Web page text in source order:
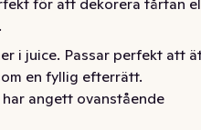
i juice. Passar perfekt att
en fyllig efterrätt.
angett ovanstående